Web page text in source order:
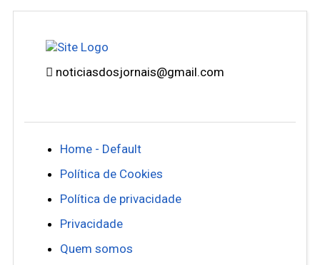
noticiasdosjornais@gmail.com
Home - Default
Política de Cookies
Política de privacidade
Privacidade
Quem somos